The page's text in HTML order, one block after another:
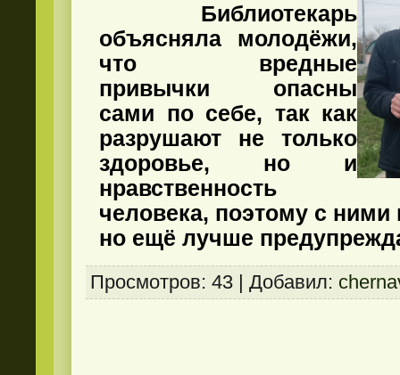
Библиотекарь
объясняла молодёжи,
что вредные
привычки опасны
сами по себе, так как
разрушают не только
здоровье, но и
нравственность
человека, поэтому с ними
но ещё лучше
Просмотров: 43 | Добавил: